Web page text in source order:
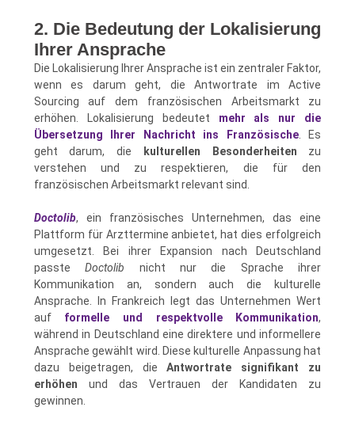
2. Die Bedeutung der Lokalisierung
Ihrer Ansprache
Die Lokalisierung Ihrer Ansprache ist ein zentraler Faktor,
wenn es darum geht, die Antwortrate im Active
Sourcing auf dem französischen Arbeitsmarkt zu
erhöhen. Lokalisierung bedeutet mehr als nur die
Übersetzung Ihrer Nachricht ins Französische. Es
geht darum, die
kulturellen Besonderheiten zu
verstehen und zu respektieren, die für den
französischen Arbeitsmarkt relevant sind.
Doctolib, ein französisches Unternehmen, das eine
Plattform für Arzttermine anbietet, hat dies erfolgreich
umgesetzt. Bei ihrer Expansion nach Deutschland
passteDoctolib nicht nur die Sprache ihrer
Kommunikation an, sondern auch die kulturelle
Ansprache. In Frankreich legt das Unternehmen Wert
auf formelle und respektvolle Kommunikation,
während in Deutschland eine direktere und informellere
Ansprache gewählt wird. Diese kulturelle Anpassung hat
dazu beigetragen, dieAntwortrate signifikant zu
erhöhen und das Vertrauen der Kandidaten zu
gewinnen.